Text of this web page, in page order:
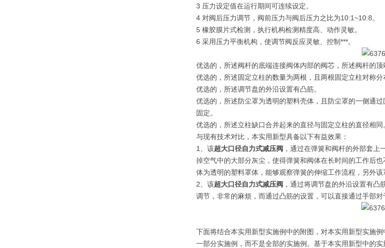
3 压力设定值在运行期间可连续设定。
4 对阀后压力调节，阀前压力与阀后压力之比为10:1~10:8。
5 橡胶膜片式检测，执行机构检测精度高、动作灵敏。
6 采用压力平衡机构，使调节阀反应灵敏、控制***。
优选的，所述阀杆的底端连接阀体内部的阀芯，所述阀杆的顶
优选的，所述固定立柱的数量为两根，且两根固定立柱对称分
优选的，所述调节盘的外沿设置有凸筋。
优选的，所述防尘罩为透明的塑料壳体，且防尘罩的一侧通
固定。
优选的，所述立柱缺口合并起来的直径与固定立柱的直径相同
与现有技术对比，本实用新型具备以下有益效果：
1、该超大口径自力式减压阀 ，通过在弹簧和阀杆的外部套
掉空气中的大部分灰尘，使得弹簧和阀体在长时间的工作后
体为透明的塑料罩体，能够观察弹簧的伸缩工作流程，另外该
2、该超大口径自力式减压阀 ，通过将调节盘的外沿设置有
调节，非常的麻烦，而通过凸筋的设置，可以直接通过手部对
下面将结合本实用新型实施例中的附图，对本实用新型实施
一部分实施例，而不是全部的实施例。基于本实用新型中的